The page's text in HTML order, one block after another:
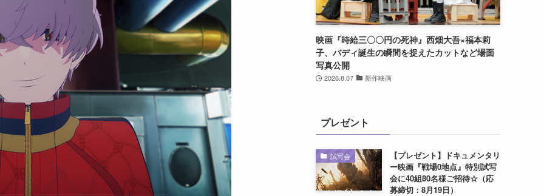
映画『時給三〇〇円の死神』西畑大吾×福本莉
子、バディ誕生の瞬間を捉えたカットなど場面
写真公開
2026.8.07 新作映画
プレゼント
試写会
【プレゼント】ドキュメンタリ
ー映画『戦場0地点』特別試写
会に40組80名様ご招待☆（応
募締切：8月19日）